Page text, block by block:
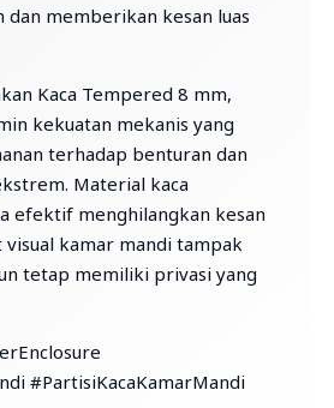
dan memberikan kesan luas
Kaca Tempered 8 mm,
kekuatan mekanis yang
terhadap benturan dan
Material kaca
efektif menghilangkan kesan
kamar mandi tampak
tetap memiliki privasi yang
#PartisiKacaKamarMandi